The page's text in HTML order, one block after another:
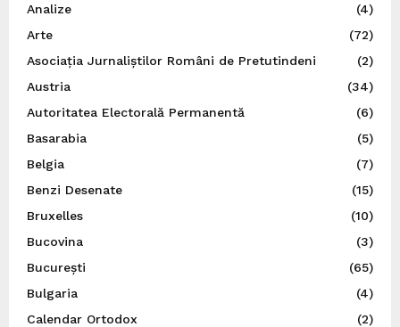
Analize
(4)
Arte
(72)
Asociația Jurnaliștilor Români de Pretutindeni
(2)
Austria
(34)
Autoritatea Electorală Permanentă
(6)
Basarabia
(5)
Belgia
(7)
Benzi Desenate
(15)
Bruxelles
(10)
Bucovina
(3)
București
(65)
Bulgaria
(4)
Calendar Ortodox
(2)